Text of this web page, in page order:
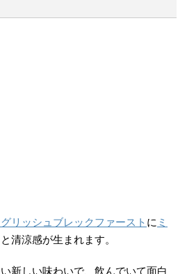
リッシュブレックファースト に ミ
清涼感が生まれます。
新しい味わいで、飲んでいて面白